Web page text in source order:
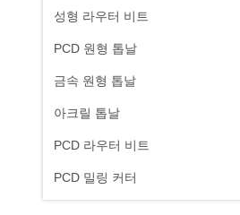
성형 라우터 비트
PCD 원형 톱날
금속 원형 톱날
아크릴 톱날
PCD 라우터 비트
PCD 밀링 커터